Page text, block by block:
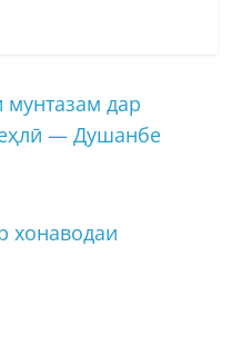
дар
— Душанбе
хонаводаи